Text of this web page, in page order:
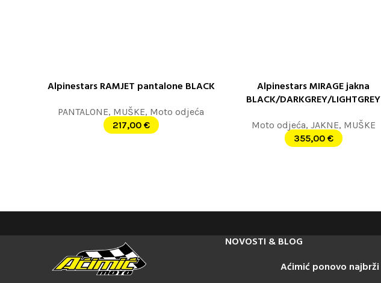
ODABERITE OPCIJE
Alpinestars RAMJET pantalone BLACK
PANTALONE, MUŠKE, Moto odjeća
217,00 €
ODABERITE OPCIJE
Alpinestars MIRAGE jakna
BLACK/DARKGREY/LIGHTGREY
Moto odjeća, JAKNE, MUŠKE
355,00 €
NOVOSTI & BLOG
Aćimić ponovo najbrži